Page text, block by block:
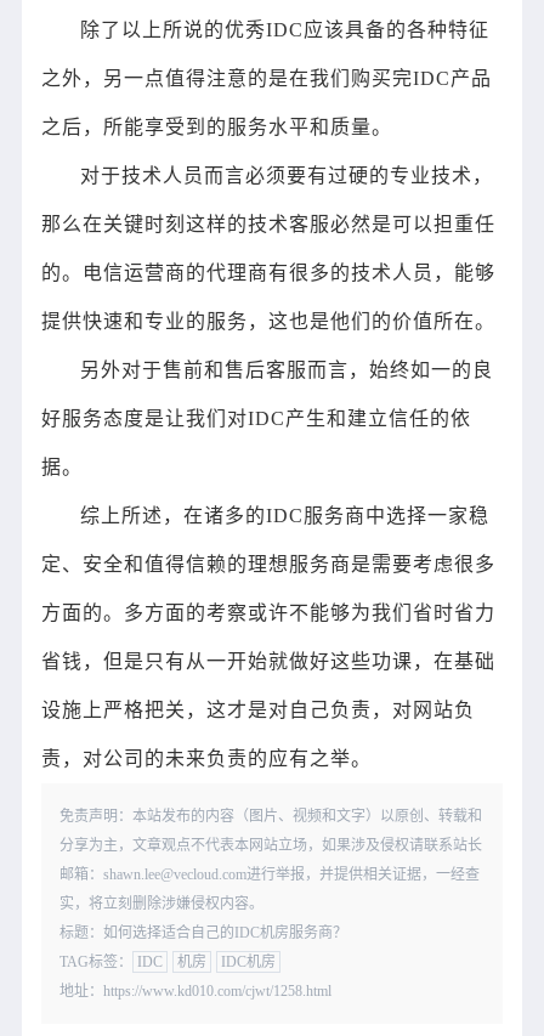
除了以上所说的优秀IDC应该具备的各种特征
之外，另一点值得注意的是在我们购买完IDC产品
之后，所能享受到的服务水平和质量。
对于技术人员而言必须要有过硬的专业技术，
那么在关键时刻这样的技术客服必然是可以担重任
的。电信运营商的代理商有很多的技术人员，能够
提供快速和专业的服务，这也是他们的价值所在。
另外对于售前和售后客服而言，始终如一的良
好服务态度是让我们对IDC产生和建立信任的依
据。
综上所述，在诸多的IDC服务商中选择一家稳
定、安全和值得信赖的理想服务商是需要考虑很多
方面的。多方面的考察或许不能够为我们省时省力
省钱，但是只有从一开始就做好这些功课，在基础
设施上严格把关，这才是对自己负责，对网站负
责，对公司的未来负责的应有之举。
免责声明：本站发布的内容（图片、视频和文字）以原创、转载和
分享为主，文章观点不代表本网站立场，如果涉及侵权请联系站长
邮箱：shawn.lee@vecloud.com进行举报，并提供相关证据，一经查
实，将立刻删除涉嫌侵权内容。
标题：如何选择适合自己的IDC机房服务商？
TAG标签：
IDC 机房
IDC机房
地址：https://www.kd010.com/cjwt/1258.html